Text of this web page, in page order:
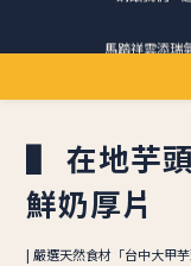
ＣＨＲＩＳＰＹ會
▌ 在地芋
鮮奶厚片
| 嚴選天然食材「台中大甲